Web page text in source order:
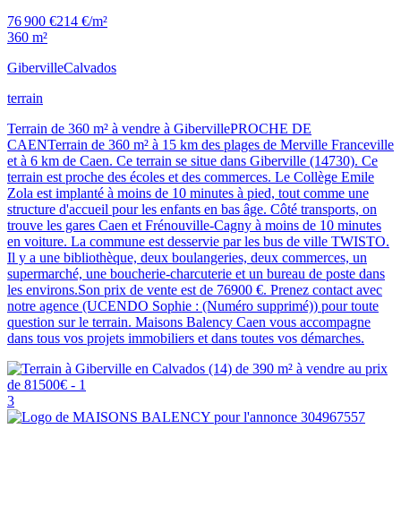
76 900 €214 €/m²
360 m²
GibervilleCalvados
terrain
Terrain de 360 m² à vendre à GibervillePROCHE DE
CAENTerrain de 360 m² à 15 km des plages de Merville Franceville
et à 6 km de Caen. Ce terrain se situe dans Giberville (14730). Ce
terrain est proche des écoles et des commerces. Le Collège Emile
Zola est implanté à moins de 10 minutes à pied, tout comme une
structure d'accueil pour les enfants en bas âge. Côté transports, on
trouve les gares Caen et Frénouville-Cagny à moins de 10 minutes
en voiture. La commune est desservie par les bus de ville TWISTO.
Il y a une bibliothèque, deux boulangeries, deux commerces, un
supermarché, une boucherie-charcuterie et un bureau de poste dans
les environs.Son prix de vente est de 76900 €. Prenez contact avec
notre agence (UCENDO Sophie : (Numéro supprimé)) pour toute
question sur le terrain. Maisons Balency Caen vous accompagne
dans tous vos projets immobiliers et dans toutes vos démarches.
3